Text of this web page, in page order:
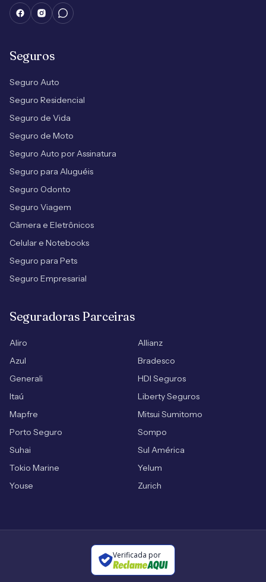
Seguros
Seguro Auto
Seguro Residencial
Seguro de Vida
Seguro de Moto
Seguro Auto por Assinatura
Seguro para Aluguéis
Seguro Odonto
Seguro Viagem
Câmera e Eletrônicos
Celular e Notebooks
Seguro para Pets
Seguro Empresarial
Seguradoras Parceiras
Aliro
Allianz
Azul
Bradesco
Generali
HDI Seguros
Itaú
Liberty Seguros
Mapfre
Mitsui Sumitomo
Porto Seguro
Sompo
Suhai
Sul América
Tokio Marine
Yelum
Youse
Zurich
Verificada por